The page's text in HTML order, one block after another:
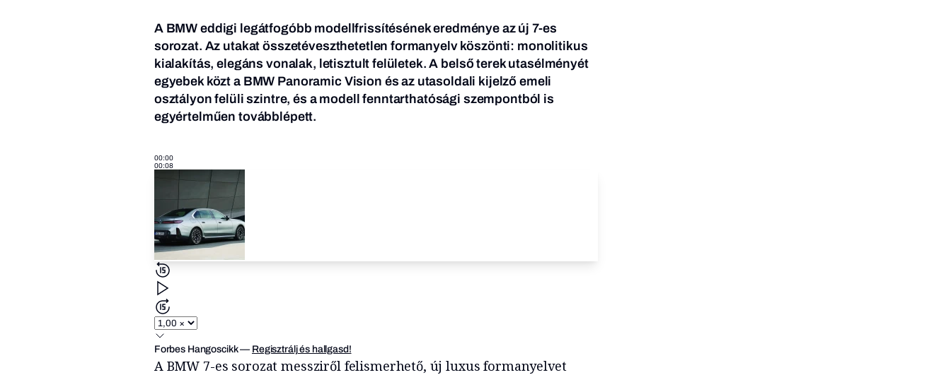
A BMW eddigi legátfogóbb modellfrissítésének eredménye az új 7-es
sorozat. Az utakat összetéveszthetetlen formanyelv köszönti: monolitikus
kialakítás, elegáns vonalak, letisztult felületek. A belső terek utasélményét
egyebek közt a BMW Panoramic Vision és az utasoldali kijelző emeli
osztályon felüli szintre, és a modell fenntarthatósági szempontból is
egyértelműen továbblépett.
00:00
00:08
Forbes Hangoscikk— Regisztrálj és hallgasd!
A BMW 7-es sorozat messziről felis­merhető, új luxus formanyelvet